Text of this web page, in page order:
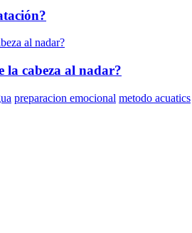
la cabeza al nadar?
preparacion emocional metodo acuatics